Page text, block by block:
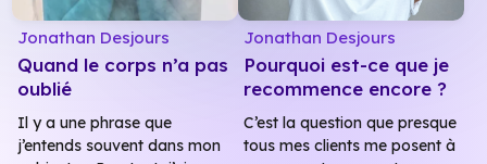
Jonathan Desjours
Quand le corps n’a pas
oublié
Il y a une phrase que
j’entends souvent dans mon
Jonathan Desjours
Pourquoi est-ce que je
recommence encore ?
C’est la question que presque
tous mes clients me posent à